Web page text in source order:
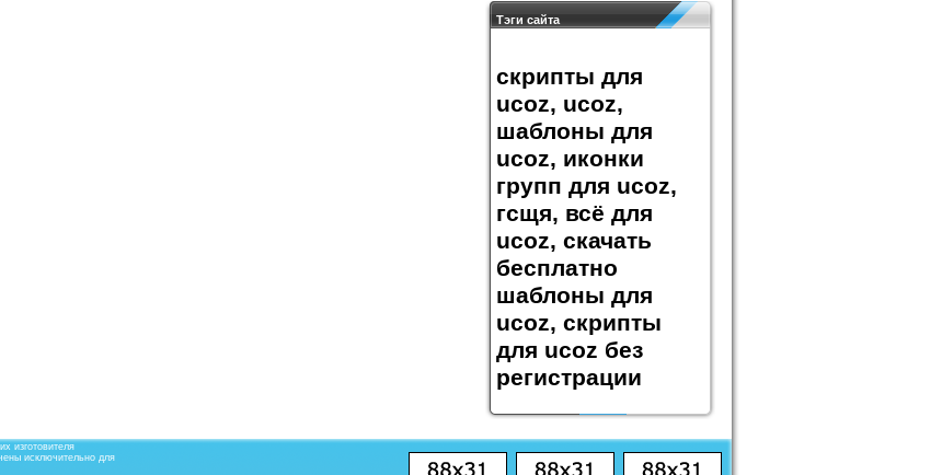
Тэги сайта
скрипты для
ucoz, ucoz,
шаблоны для
ucoz, иконки
групп для ucoz,
гсщя, всё для
ucoz, скачать
бесплатно
шаблоны для
ucoz, скрипты
для ucoz без
регистрации
изготовителя
исключительно для